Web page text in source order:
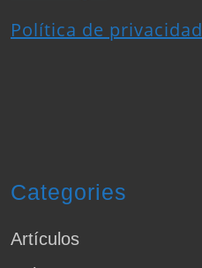
Política de privacidad
Categories
Artículos